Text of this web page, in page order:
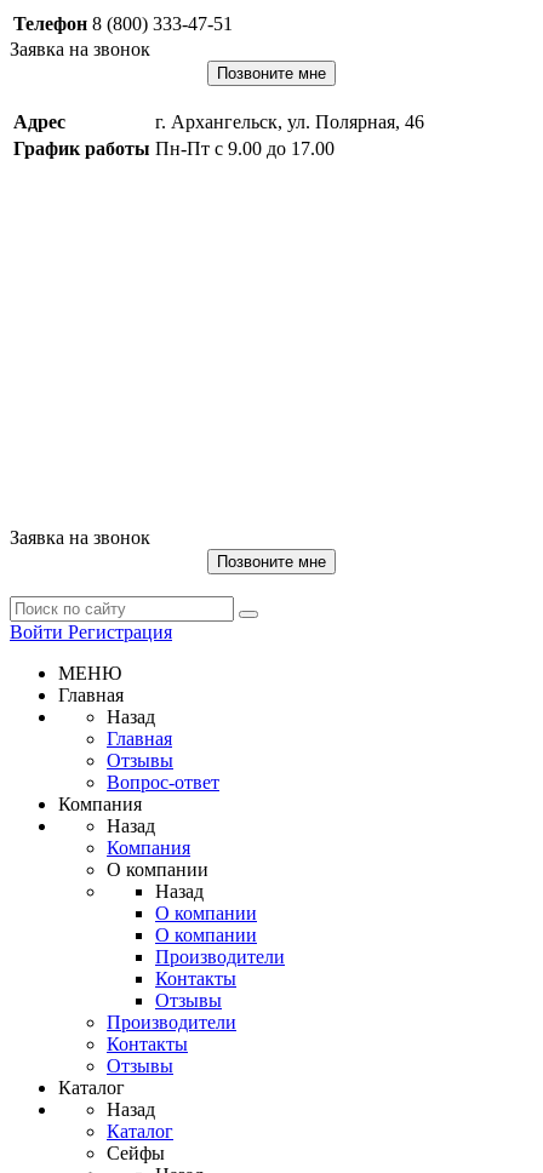
Телефон 8 (800) 333-47-51
Заявка на звонок
Позвоните мне
Адрес
г. Архангельск, ул. Полярная, 46
График работы Пн-Пт с 9.00 до 17.00
Заявка на звонок
Позвоните мне
Войти Регистрация
МЕНЮ
Главная
Назад
Главная
Отзывы
Вопрос-ответ
Компания
Назад
Компания
О компании
Назад
О компании
О компании
Производители
Контакты
Отзывы
Производители
Контакты
Отзывы
Каталог
Назад
Каталог
Сейфы